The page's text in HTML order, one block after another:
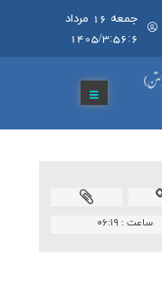
جمعه 16 مرداد
1405/3:56:6
ساعت : ۰۶:۱۹